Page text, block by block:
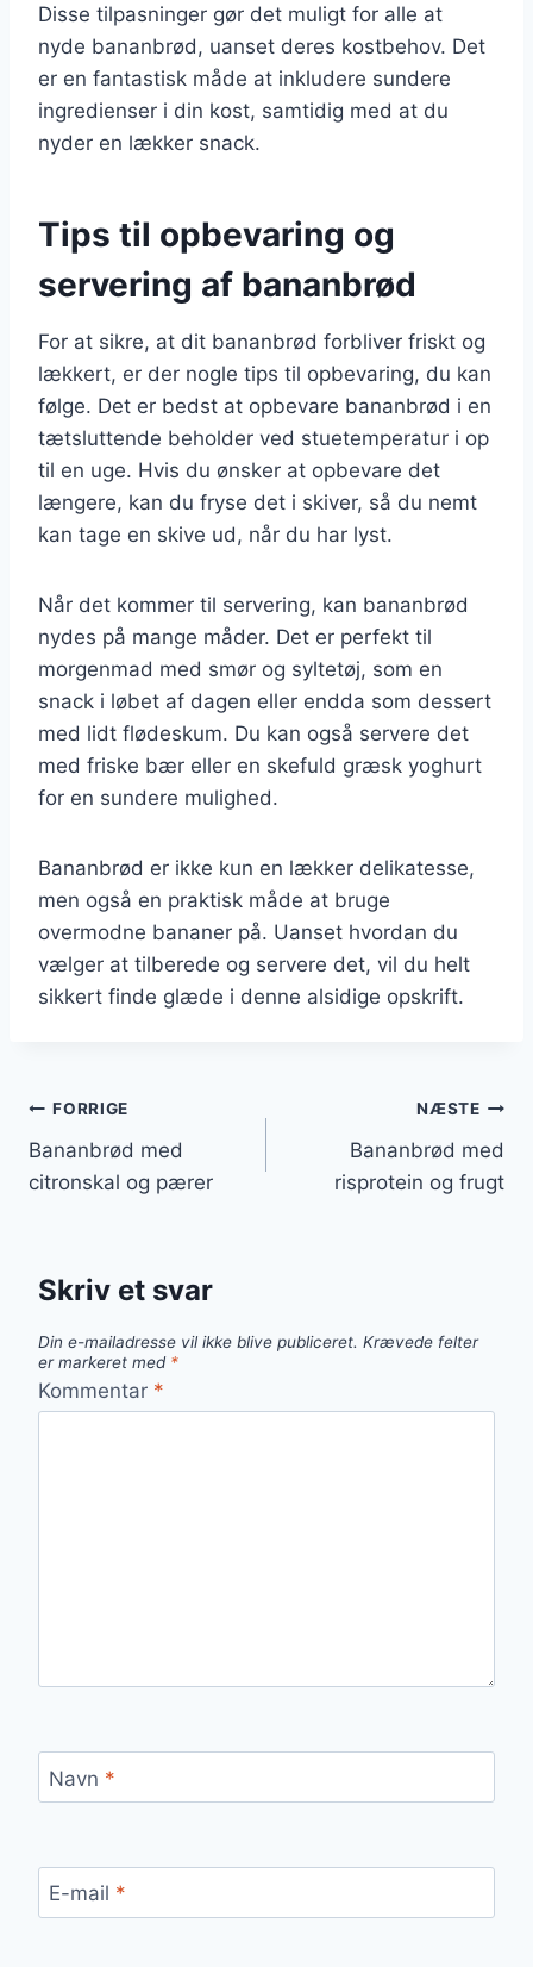
Disse tilpasninger gør det muligt for alle at
nyde bananbrød, uanset deres kostbehov. Det
er en fantastisk måde at inkludere sundere
ingredienser i din kost, samtidig med at du
nyder en lækker snack.
Tips til opbevaring og
servering af bananbrød
For at sikre, at dit bananbrød forbliver friskt og
lækkert, er der nogle tips til opbevaring, du kan
følge. Det er bedst at opbevare bananbrød i en
tætsluttende beholder ved stuetemperatur i op
til en uge. Hvis du ønsker at opbevare det
længere, kan du fryse det i skiver, så du nemt
kan tage en skive ud, når du har lyst.
Når det kommer til servering, kan bananbrød
nydes på mange måder. Det er perfekt til
morgenmad med smør og syltetøj, som en
snack i løbet af dagen eller endda som dessert
med lidt flødeskum. Du kan også servere det
med friske bær eller en skefuld græsk yoghurt
for en sundere mulighed.
Bananbrød er ikke kun en lækker delikatesse,
men også en praktisk måde at bruge
overmodne bananer på. Uanset hvordan du
vælger at tilberede og servere det, vil du helt
sikkert finde glæde i denne alsidige opskrift.
Indlægsnavigation
FORRIGE
Bananbrød med
citronskal og pærer
NÆSTE
Bananbrød med
risprotein og frugt
Skriv et svar
Din e-mailadresse vil ikke blive publiceret. Krævede felter
er markeret med *
Kommentar *
Navn *
E-mail *